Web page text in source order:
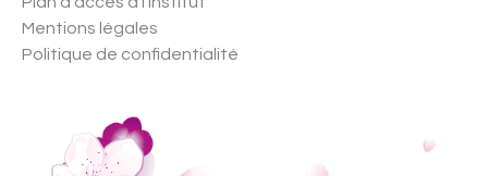
Mentions légales
Politique de confidentialité